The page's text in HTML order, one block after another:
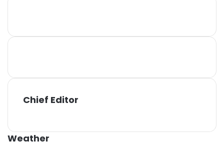
Chief Editor
Weather